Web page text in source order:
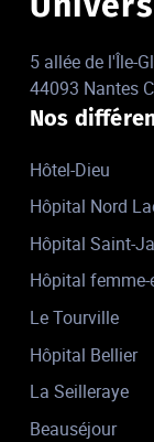
5 allée de l'Île-
44093 Nantes
Nos
Hôtel-Dieu
Hôpital Nord
Hôpital Saint-
Hôpital
Le Tourville
Hôpital Bellier
La Seilleraye
Beauséjour